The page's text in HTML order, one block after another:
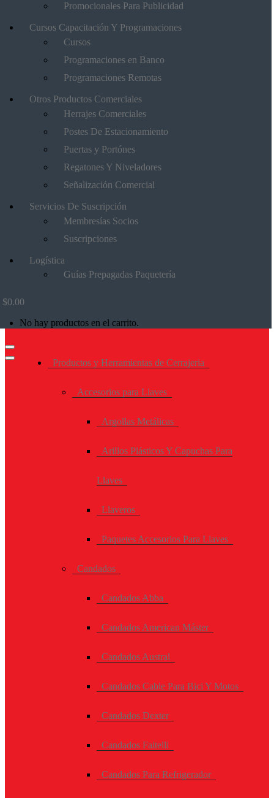
Promocionales Para Publicidad
Cursos Capacitación Y Programaciones
Cursos
Programaciones en Banco
Programaciones Remotas
Otros Productos Comerciales
Herrajes Comerciales
Postes De Estacionamiento
Puertas y Portónes
Regatones Y Niveladores
Señalización Comercial
Servicios De Suscripción
Membresías Socios
Suscripciones
Logística
Guías Prepagadas Paquetería
$0.00
No hay productos en el carrito.
Productos y Herramientas de Cerrajeria
Accesorios para Llaves
Argollas Metálicas
Arillos Plásticos Y Capuchas Para
Llaves
Llaveros
Paquetes Accesorios Para Llaves
Candados
Candados Abba
Candados American Máster
Candados Austral
Candados Cable Para Bici Y Motos
Candados Dexter
Candados Faitelli
Candados Para Refrigerador